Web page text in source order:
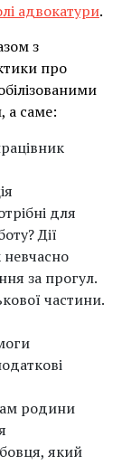
адвокатури.
з
про
а саме:
для
Дії
за прогул.
частини.
родини
який